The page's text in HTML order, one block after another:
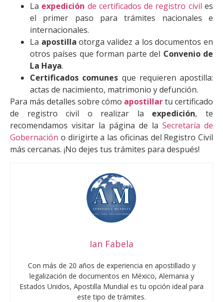
La expedición de certificados de registro civil es
el primer paso para trámites nacionales e
internacionales.
La apostilla otorga validez a los documentos en
otros países que forman parte del Convenio de
La Haya.
Certificados comunes que requieren apostilla:
actas de nacimiento, matrimonio y defunción.
Para más detalles sobre cómo apostillartu certificado
de registro civil o realizar la expedición, te
recomendamos visitar la página de la Secretaría de
Gobernación o dirigirte a las oficinas del Registro Civil
más cercanas. ¡No dejes tus trámites para después!
Ian Fabela
Con más de 20 años de experiencia en apostillado y
legalización de documentos en México, Alemania y
Estados Unidos, Apostilla Mundial es tu opción ideal para
este tipo de trámites.